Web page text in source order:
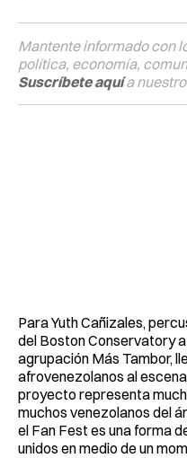
Mantente informado con
política, economía,
Suscríbete aquía
Para Yuth Cañizales,
del Boston Conservatory
agrupación Más Tambor,
afrovenezolanos al
proyecto representa
muchos venezolanos del
el Fan Fest es una forma
unidos en medio de un